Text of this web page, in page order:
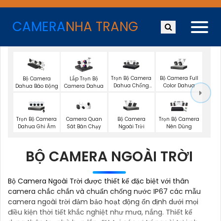
CAMERANHA TRANG
Bộ Camera
Dahua Báo Động
Lắp Trọn Bộ
Camera Dahua
Trọn Bộ Camera
Dahua Chống
Bộ Camera Full
Color Dahua
Trọn Bộ Camera
Dahua Ghi Âm
Camera Quan
Sát Bán Chạy
Bộ Camera
Ngoài Trời
Trọn Bộ Camera
Nên Dùng
BỘ CAMERA NGOÀI TRỜI
Bộ Camera Ngoài Trời được thiết kế đặc biệt với thân
camera chắc chắn và chuẩn chống nước IP67 các mẫu
camera ngoài trời đảm bảo hoạt động ổn định dưới mọi
điều kiện thời tiết khắc nghiệt như mưa, nắng. Thiết kế